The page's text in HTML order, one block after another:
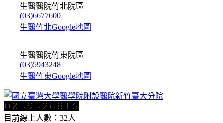
生醫醫院竹北院區
(03)6677600
生醫竹北Google地圖
生醫醫院竹東院區
(03)5943248
生醫竹東Google地圖
目前線上人數：32人